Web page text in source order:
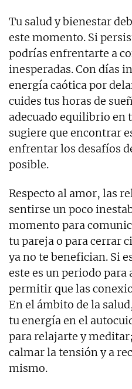
Tu salud y bienestar
este momento. Si
podrías enfrentarte a
inesperadas. Con días
energía caótica por
cuides tus horas de
adecuado equilibrio en
sugiere que encontrar
enfrentar los desafíos
posible.
Respecto al amor, las
sentirse un poco
momento para
tu pareja o para cerrar
ya no te benefician. Si
este es un periodo
permitir que las
En el ámbito de la
tu energía en el
para relajarte y
calmar la tensión y a
mismo.